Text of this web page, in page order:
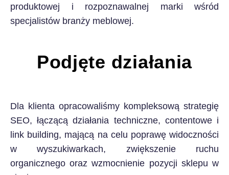
produktowej i rozpoznawalnej marki wśród
specjalistów branży meblowej.
Podjęte działania
Dla klienta opracowaliśmy kompleksową strategię
SEO, łączącą działania techniczne, contentowe i
link building, mającą na celu poprawę widoczności
w wyszukiwarkach, zwiększenie ruchu
organicznego oraz wzmocnienie pozycji sklepu w